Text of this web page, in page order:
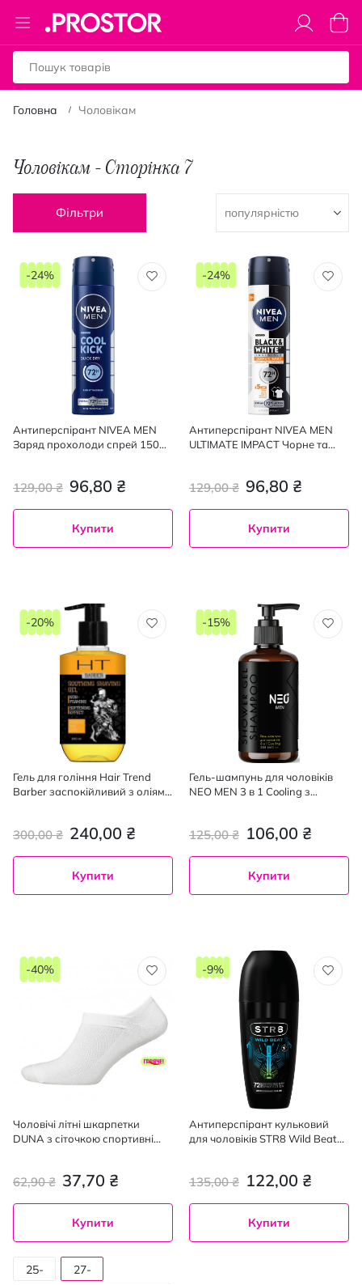
Toggle
Nav
Кошик
Головна Чоловікам
Чоловікам - Сторінка 7
Фільтри
Антиперспірант NIVEA MEN
Заряд прохолоди спрей 150
96,80 ₴
129,00 ₴
-24%
Купити
Антиперспірант NIVEA MEN
ULTIMATE IMPACT Чорне та
96,80 ₴
129,00 ₴
-24%
Купити
Гель для гоління Hair Trend
Barber заспокійливий з оліями
240,00 ₴
300,00 ₴
-20%
Купити
Гель-шампунь для чоловіків
NEO MEN 3 в 1 Cooling з
106,00 ₴
125,00 ₴
-15%
Купити
Чоловічі літні шкарпетки
DUNA з сіточкою спортивні
37,70 ₴
62,90 ₴
-40%
Купити
25-
27-
Антиперспірант кульковий
для чоловіків STR8 Wild Beat
122,00 ₴
135,00 ₴
-9%
Купити